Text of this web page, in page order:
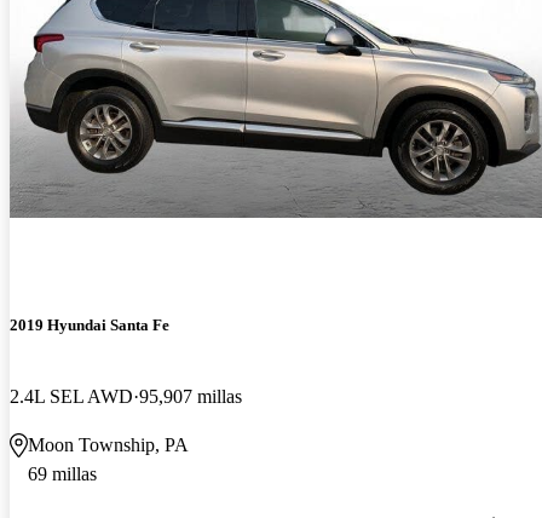
2019 Hyundai Santa Fe
2.4L SEL AWD 95,907 millas
Moon Township, PA
69 millas